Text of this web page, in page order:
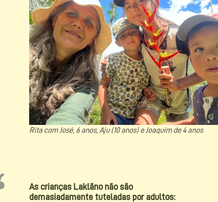
Rita com José, 6 anos, Aju (10 anos) e Joaquim de 4 anos
As crianças Laklãno não são
demasiadamente tuteladas por adultos: